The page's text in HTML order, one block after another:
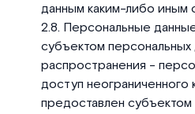
данным каким-либо иным
Персональные
субъектом персональных
распространения -
доступ неограниченного
предоставлен